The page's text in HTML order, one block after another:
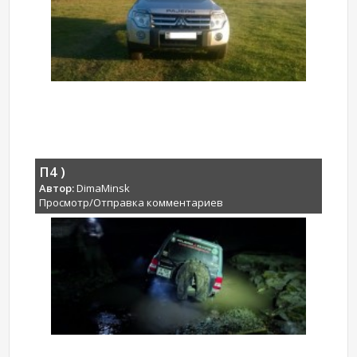
П4 )
Автор:DimaMinsk
Просмотр/Отправка комментариев